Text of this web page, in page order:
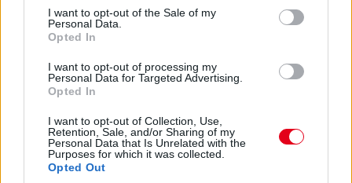
consent section.
I want to opt-out of the Sale of my
Personal Data.
Opted In
I want to opt-out of processing my
Personal Data for Targeted Advertising.
Opted In
I want to opt-out of Collection, Use,
Retention, Sale, and/or Sharing of my
Personal Data that Is Unrelated with the
Purposes for which it was collected.
Opted Out
Koncseg Zoltán Eb-döntőt nyert Nyirádon,
három magyar dobogón
WRX: Árvízben, elektromossal győzött